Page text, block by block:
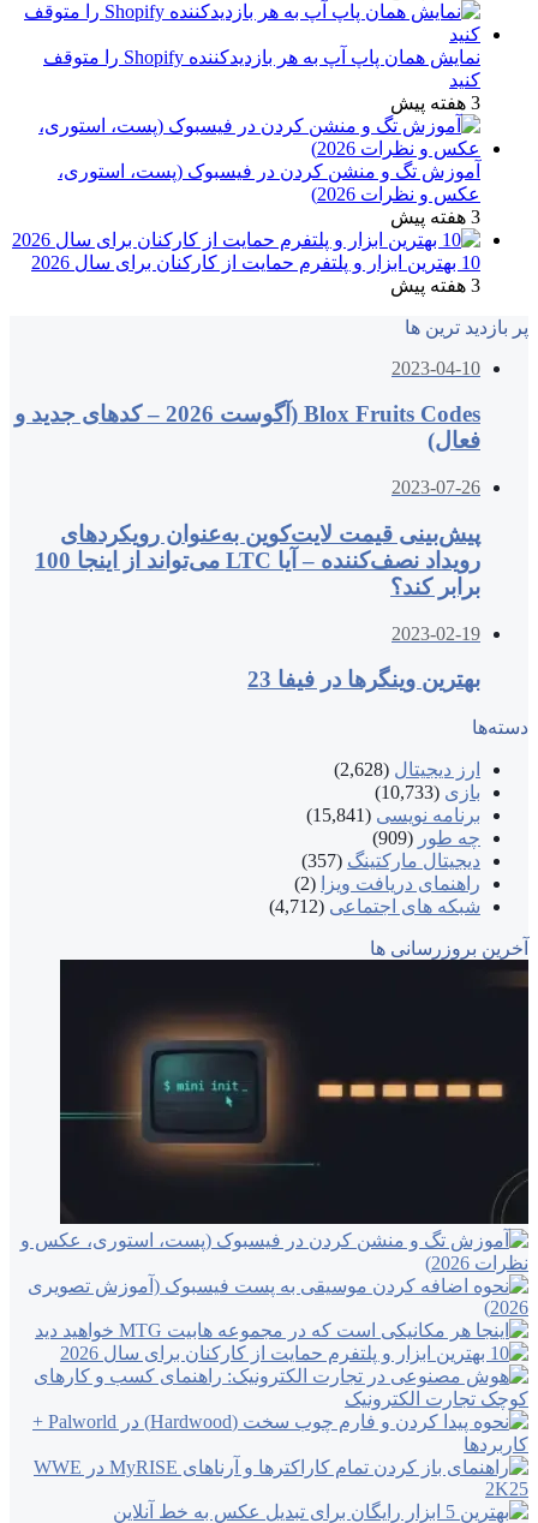
نمایش همان پاپ آپ به هر بازدیدکننده Shopify را متوقف
کنید
3 هفته پیش
آموزش تگ و منشن کردن در فیسبوک (پست، استوری،
عکس و نظرات 2026)
3 هفته پیش
10 بهترین ابزار و پلتفرم حمایت از کارکنان برای سال 2026
3 هفته پیش
پر بازدید ترین ها
2023-04-10
Blox Fruits Codes (آگوست 2026 – کدهای جدید و
فعال)
2023-07-26
پیش‌بینی قیمت لایت‌کوین به‌عنوان رویکردهای
رویداد نصف‌کننده – آیا LTC می‌تواند از اینجا 100
برابر کند؟
2023-02-19
بهترین وینگرها در فیفا 23
دسته‌ها
ارز دیجیتال (2,628)
بازی (10,733)
برنامه نویسی (15,841)
چه طور (909)
دیجیتال مارکتینگ (357)
راهنمای دریافت ویزا
(2)
شبکه های اجتماعی (4,712)
آخرین بروزرسانی ها